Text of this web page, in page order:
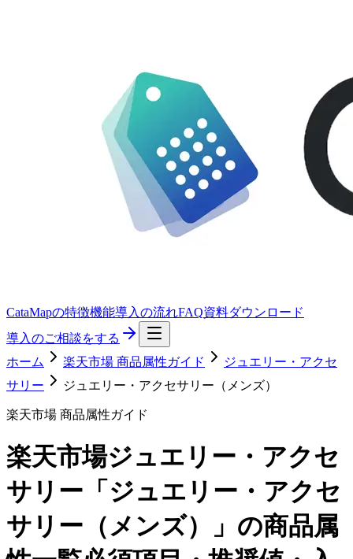
CataMapの特徴機能導入の流れFAQ資料ダウンロード
導入のご相談をする
ホーム
楽天市場 商品属性ガイド
ジュエリー・アクセ
サリー
ジュエリー・アクセサリー（メンズ）
楽天市場 商品属性ガイド
楽天市場ジュエリー・アクセ
サリー「ジュエリー・アクセ
サリー（メンズ）」 の商品属